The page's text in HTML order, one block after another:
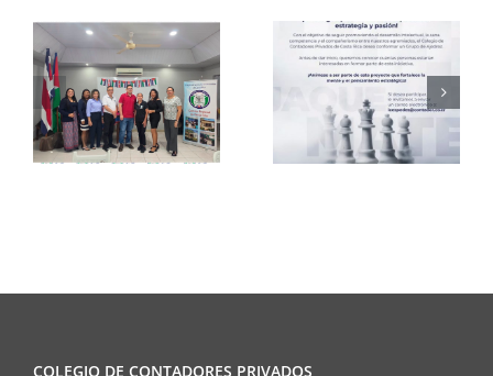
Club de
Ajedrez
CCPCR
Informa
COLEGIO DE CONTADORES PRIVADOS